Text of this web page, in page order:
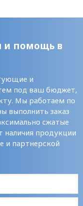
и помощь в
и
под ваш бюджет,
Мы работаем по
выполнить заказ
сжатые
наличия продукции
и партнерской